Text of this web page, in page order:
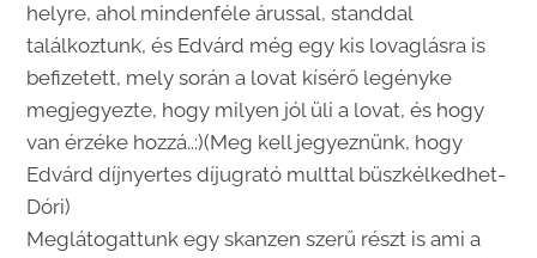
helyre, ahol mindenféle árussal, standdal
találkoztunk, és Edvárd még egy kis lovaglásra is
befizetett, mely során a lovat kísérő legényke
megjegyezte, hogy milyen jól üli a lovat, és hogy
van érzéke hozzá..:)(Meg kell jegyeznünk, hogy
Edvárd díjnyertes díjugrató multtal büszkélkedhet-
Dóri)
Meglátogattunk egy skanzen szerű részt is ami a